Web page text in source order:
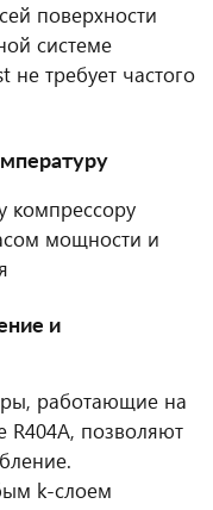
поверхности
системе
требует частого
компрессору
мощности и
и
работающие на
R404A, позволяют
k-слоем